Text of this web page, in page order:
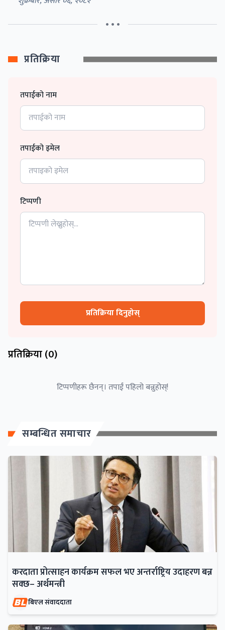
• • •
प्रतिक्रिया
तपाईको नाम
तपाईको इमेल
टिप्पणी
प्रतिक्रिया दिनुहोस्
प्रतिक्रिया (0)
टिप्पणीहरू छैनन्। तपाईं पहिलो बन्नुहोस्!
सम्बन्धित समाचार
करदाता प्रोत्साहन कार्यक्रम सफल भए अन्तर्राष्ट्रिय उदाहरण बन्न
सक्छ– अर्थमन्त्री
बिएल संवाददाता